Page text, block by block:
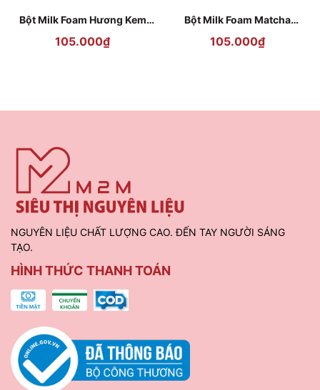
Bột Milk Foam Hương Kem
Custard Milk Foam Powder)
105.000₫
Bột Milk Foam Matcha
Foam Powder)
105.000₫
NGUYÊN LIỆU CHẤT LƯỢNG CAO. ĐẾN TAY NGƯỜI SÁNG
TẠO.
HÌNH THỨC THANH TOÁN